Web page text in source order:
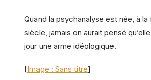
Quand la psychanalyse est née, à la
siècle, jamais on aurait pensé
jour une arme idéologique.
[Image : Sans titre]